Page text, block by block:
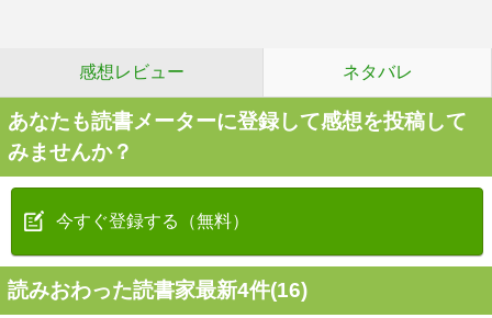
感想レビュー ネタバレ
あなたも読書メーターに登録して感想を投稿して
みませんか？
今すぐ登録する（無料）
読みおわった読書家最新4件(16)